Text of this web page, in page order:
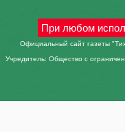
При любом
Официальный сайт газеты
Учредитель: Общество с